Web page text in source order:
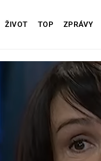
ŽIVOT TOP ZPRÁVY